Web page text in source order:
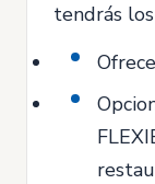
tendrás